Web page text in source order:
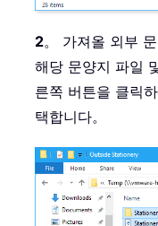
2。 가져올 외부
해당 문양지 파일
른쪽 버튼을 클릭
택합니다。